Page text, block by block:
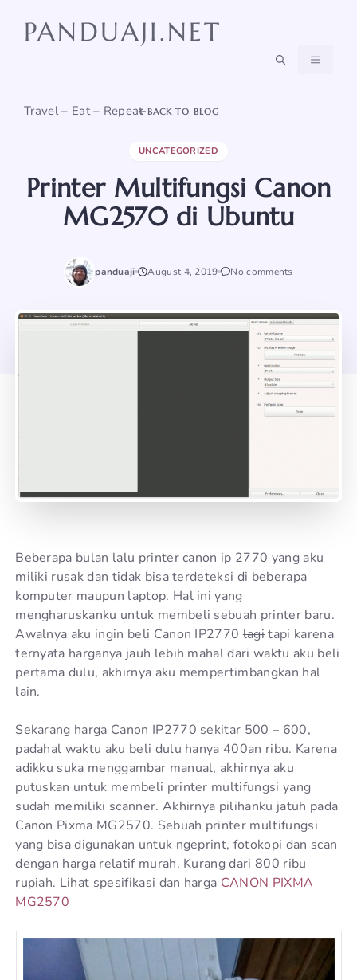
PANDUAJI.NET
Travel – Eat – Repeat
MENU
BACK TO BLOG
UNCATEGORIZED
Printer Multifungsi Canon
MG2570 di Ubuntu
panduaji August 4, 2019 No comments
Beberapa bulan lalu printer canon ip 2770 yang aku
miliki rusak dan tidak bisa terdeteksi di beberapa
komputer maupun laptop. Hal ini yang
mengharuskanku untuk membeli sebuah printer baru.
Awalnya aku ingin beli Canon IP2770lagitapi karena
ternyata harganya jauh lebih mahal dari waktu aku beli
pertama dulu, akhirnya aku mempertimbangkan hal
lain.
Sekarang harga Canon IP2770 sekitar 500 – 600,
padahal waktu aku beli dulu hanya 400an ribu. Karena
adikku suka menggambar manual, akhirnya aku
putuskan untuk membeli printer multifungsi yang
sudah memiliki scanner. Akhirnya pilihanku jatuh pada
Canon Pixma MG2570. Sebuah printer multifungsi
yang bisa digunakan untuk ngeprint, fotokopi dan scan
dengan harga relatif murah. Kurang dari 800 ribu
rupiah. Lihat spesifikasi dan harga CANON PIXMA
MG2570